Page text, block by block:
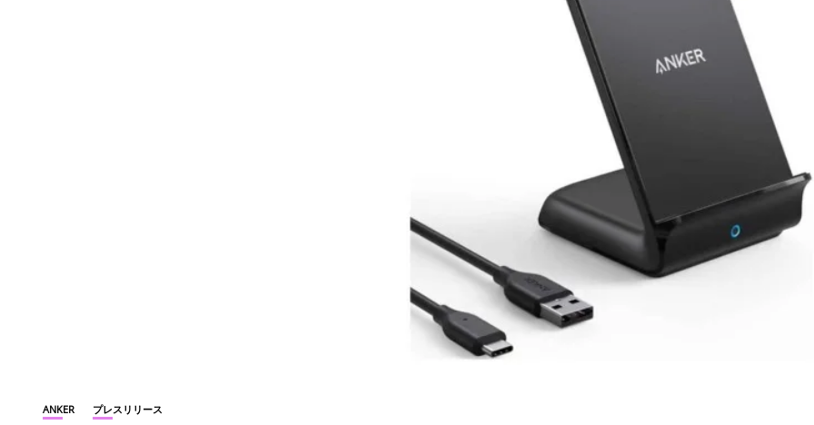
ANKER プレスリリース